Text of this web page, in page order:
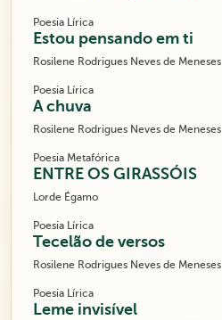
Poesia Lírica
Estou pensando em ti
Rosilene Rodrigues Neves de Meneses
Poesia Lírica
A chuva
Rosilene Rodrigues Neves de Meneses
Poesia Metafórica
ENTRE OS GIRASSÓIS
Lorde Égamo
Poesia Lírica
Tecelão de versos
Rosilene Rodrigues Neves de Meneses
Poesia Lírica
Leme invisível